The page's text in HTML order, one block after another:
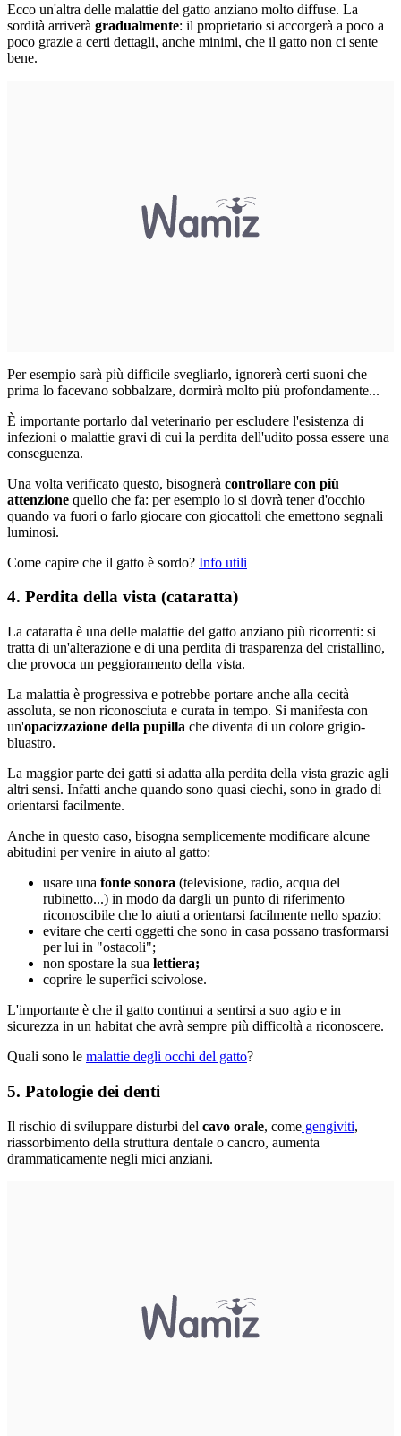
Ecco un'altra delle malattie del gatto anziano molto diffuse. La
sordità arriverà gradualmente: il proprietario si accorgerà a poco a
poco grazie a certi dettagli, anche minimi, che il gatto non ci sente
bene.
Per esempio sarà più difficile svegliarlo, ignorerà certi suoni che
prima lo facevano sobbalzare, dormirà molto più profondamente...
È importante portarlo dal veterinario per escludere l'esistenza di
infezioni o malattie gravi di cui la perdita dell'udito possa essere una
conseguenza.
Una volta verificato questo, bisognerà controllare con più
attenzione quello che fa: per esempio lo si dovrà tener d'occhio
quando va fuori o farlo giocare con giocattoli che emettono segnali
luminosi.
Come capire che il gatto è sordo? Info utili
4. Perdita della vista (cataratta)
La cataratta è una delle malattie del gatto anziano più ricorrenti: si
tratta di un'alterazione e di una perdita di trasparenza del cristallino,
che provoca un peggioramento della vista.
La malattia è progressiva e potrebbe portare anche alla cecità
assoluta, se non riconosciuta e curata in tempo. Si manifesta con
un'opacizzazione della pupilla che diventa di un colore grigio-
bluastro.
La maggior parte dei gatti si adatta alla perdita della vista grazie agli
altri sensi. Infatti anche quando sono quasi ciechi, sono in grado di
orientarsi facilmente.
Anche in questo caso, bisogna semplicemente modificare alcune
abitudini per venire in aiuto al gatto:
usare una fonte sonora (televisione, radio, acqua del
rubinetto...) in modo da dargli un punto di riferimento
riconoscibile che lo aiuti a orientarsi facilmente nello spazio;
evitare che certi oggetti che sono in casa possano trasformarsi
per lui in "ostacoli";
non spostare la sua lettiera;
coprire le superfici scivolose.
L'importante è che il gatto continui a sentirsi a suo agio e in
sicurezza in un habitat che avrà sempre più difficoltà a riconoscere.
Quali sono le malattie degli occhi del gatto?
5. Patologie dei denti
Il rischio di sviluppare disturbi del cavo orale, come gengiviti,
riassorbimento della struttura dentale o cancro, aumenta
drammaticamente negli mici anziani.